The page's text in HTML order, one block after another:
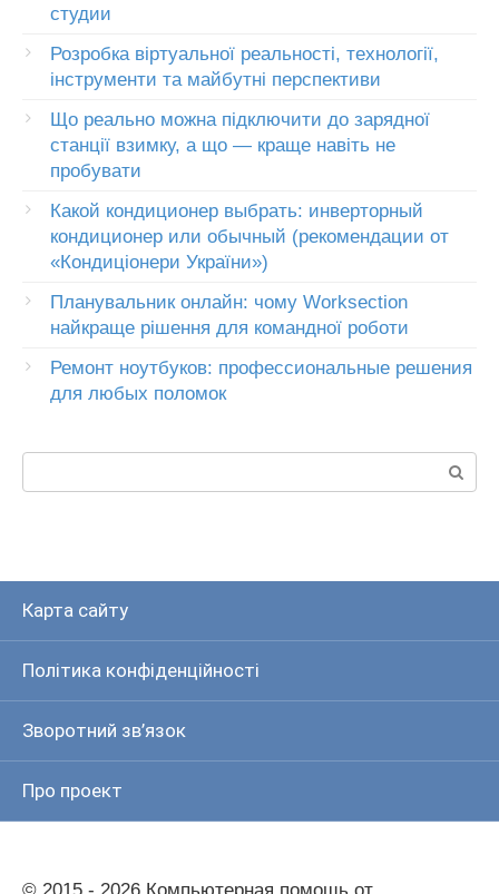
студии
Розробка віртуальної реальності, технології,
інструменти та майбутні перспективи
Що реально можна підключити до зарядної
станції взимку, а що — краще навіть не
пробувати
Какой кондиционер выбрать: инверторный
кондиционер или обычный (рекомендации от
«Кондиціонери України»)
Планувальник онлайн: чому Worksection
найкраще рішення для командної роботи
Ремонт ноутбуков: профессиональные решения
для любых поломок
Карта сайту
Політика конфіденційності
Зворотний зв’язок
Про проект
© 2015 - 2026 Компьютерная помощь от